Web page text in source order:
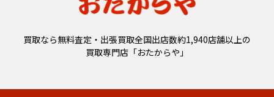
買取なら無料査定・出張買取全国出店数約1,940店舗以上の
買取専門店「おたからや」